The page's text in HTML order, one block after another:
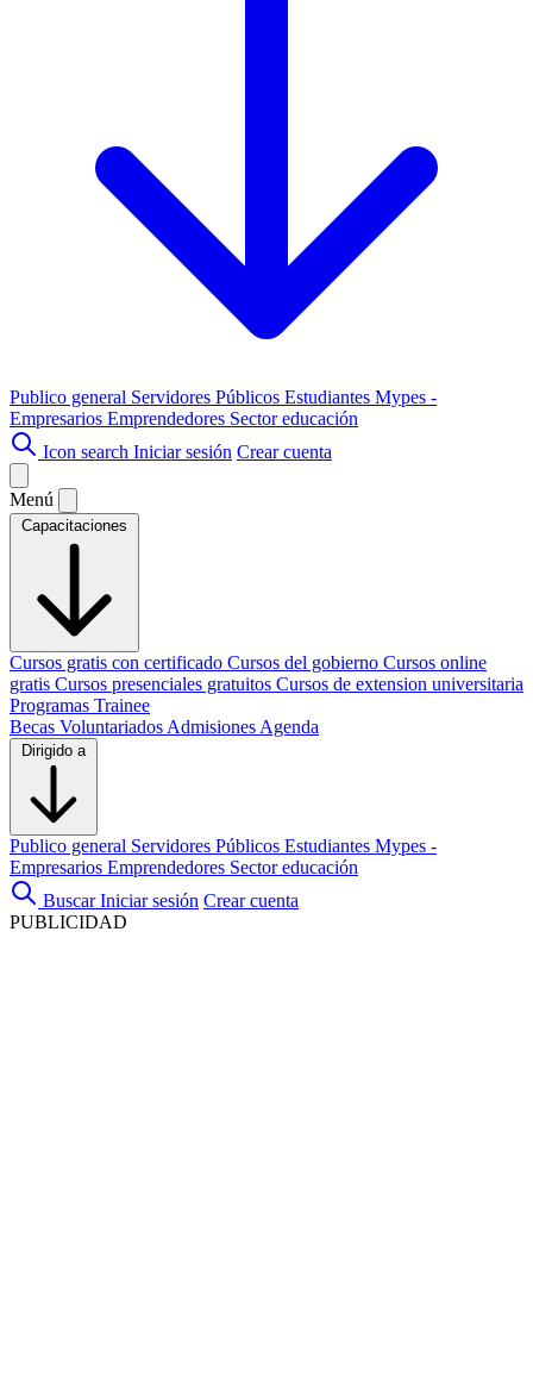
Publico general Servidores Públicos Estudiantes Mypes -
Empresarios Emprendedores Sector educación
Icon search Iniciar sesión Crear cuenta
Menú
Capacitaciones
Cursos gratis con certificado Cursos del gobierno Cursos online
gratis Cursos presenciales gratuitos Cursos de extension universitaria
Programas Trainee
Becas Voluntariados Admisiones Agenda
Dirigido a
Publico general Servidores Públicos Estudiantes Mypes -
Empresarios Emprendedores Sector educación
Buscar Iniciar sesión Crear cuenta
PUBLICIDAD